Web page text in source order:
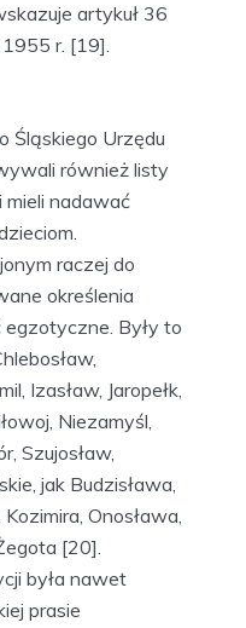
artykuł 36
r. [19].
Śląskiego Urzędu
również listy
mieli nadawać
raczej do
określenia
Były to
Izasław, Jaropełk,
Niezamyśl,
Szujosław,
jak Budzisława,
Onosława,
[20].
była nawet
prasie